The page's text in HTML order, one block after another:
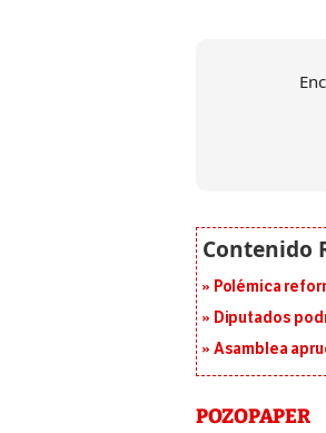
Polémica
Diputados
Asamblea
POZOPAPER